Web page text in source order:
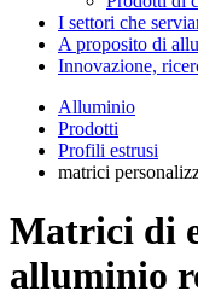
I settori che
A proposito di
Innovazione,
Alluminio
Prodotti
Profili estrusi
matrici
Matrici di
alluminio